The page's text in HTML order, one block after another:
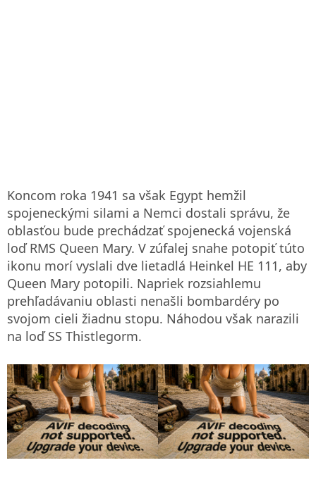
Koncom roka 1941 sa však Egypt hemžil
spojeneckými silami a Nemci dostali správu, že
oblasťou bude prechádzať spojenecká vojenská
loď RMS Queen Mary. V zúfalej snahe potopiť túto
ikonu morí vyslali dve lietadlá Heinkel HE 111, aby
Queen Mary potopili. Napriek rozsiahlemu
prehľadávaniu oblasti nenašli bombardéry po
svojom cieli žiadnu stopu. Náhodou však narazili
na loď SS Thistlegorm.